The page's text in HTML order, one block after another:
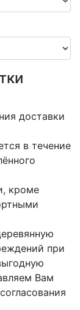
доставки
в течение
кроме
при
Вам